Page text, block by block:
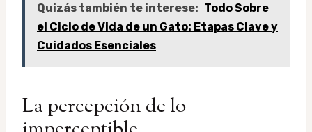
Quizás también te interese: Todo Sobre
el Ciclo de Vida de un Gato: Etapas Clave y
Cuidados Esenciales
La percepción de lo